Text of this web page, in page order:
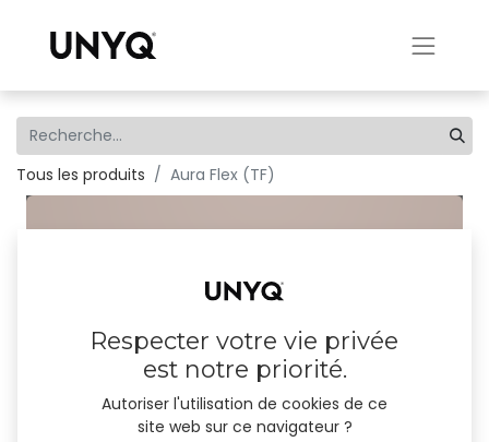
Tous les produits Aura Flex (TF)
Respecter votre vie privée
est notre priorité.
Autoriser l'utilisation de cookies de ce
site web sur ce navigateur ?